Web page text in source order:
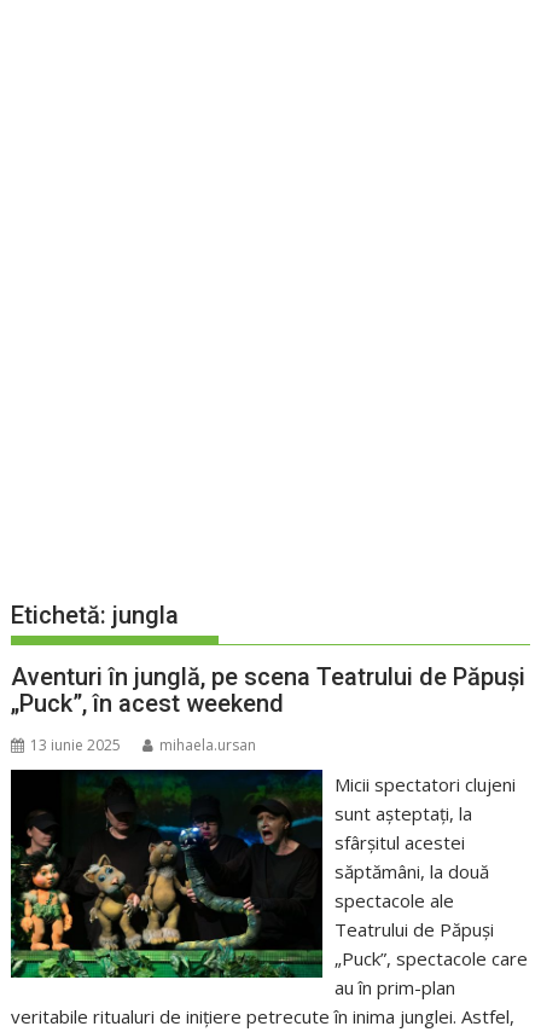
Etichetă: jungla
Aventuri în junglă, pe scena Teatrului de Păpuși
„Puck”, în acest weekend
13 iunie 2025 mihaela.ursan
Micii spectatori clujeni
sunt așteptați, la
sfârșitul acestei
săptămâni, la două
spectacole ale
Teatrului de Păpuși
„Puck”, spectacole care
au în prim-plan
veritabile ritualuri de inițiere petrecute în inima junglei. Astfel,